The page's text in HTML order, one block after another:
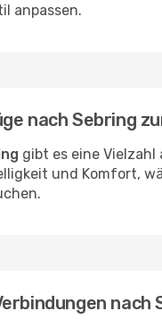
anpassen.
nach Sebring
gibt es eine
und Komfort,
nach